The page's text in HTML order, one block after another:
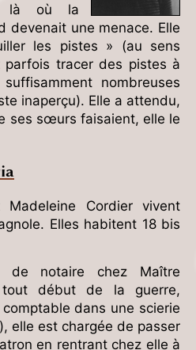
là où la
devenait une menace. Elle
les pistes » (au sens
parfois tracer des pistes à
nombreuses
inaperçu). Elle a attendu,
ses sœurs faisaient, elle le
Cordier vivent
Elles habitent 18 bis
de notaire chez Maître
tout début de la guerre,
dans une scierie
elle est chargée de passer
en rentrant chez elle à